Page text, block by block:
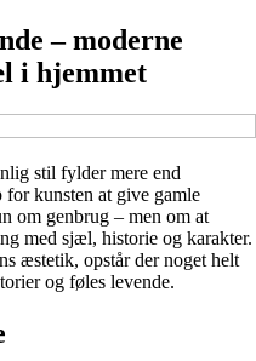
– moderne
i hjemmet
stil fylder mere end
for kunsten at give gamle
om genbrug – men om at
med sjæl, historie og karakter.
æstetik, opstår der noget helt
og føles levende.